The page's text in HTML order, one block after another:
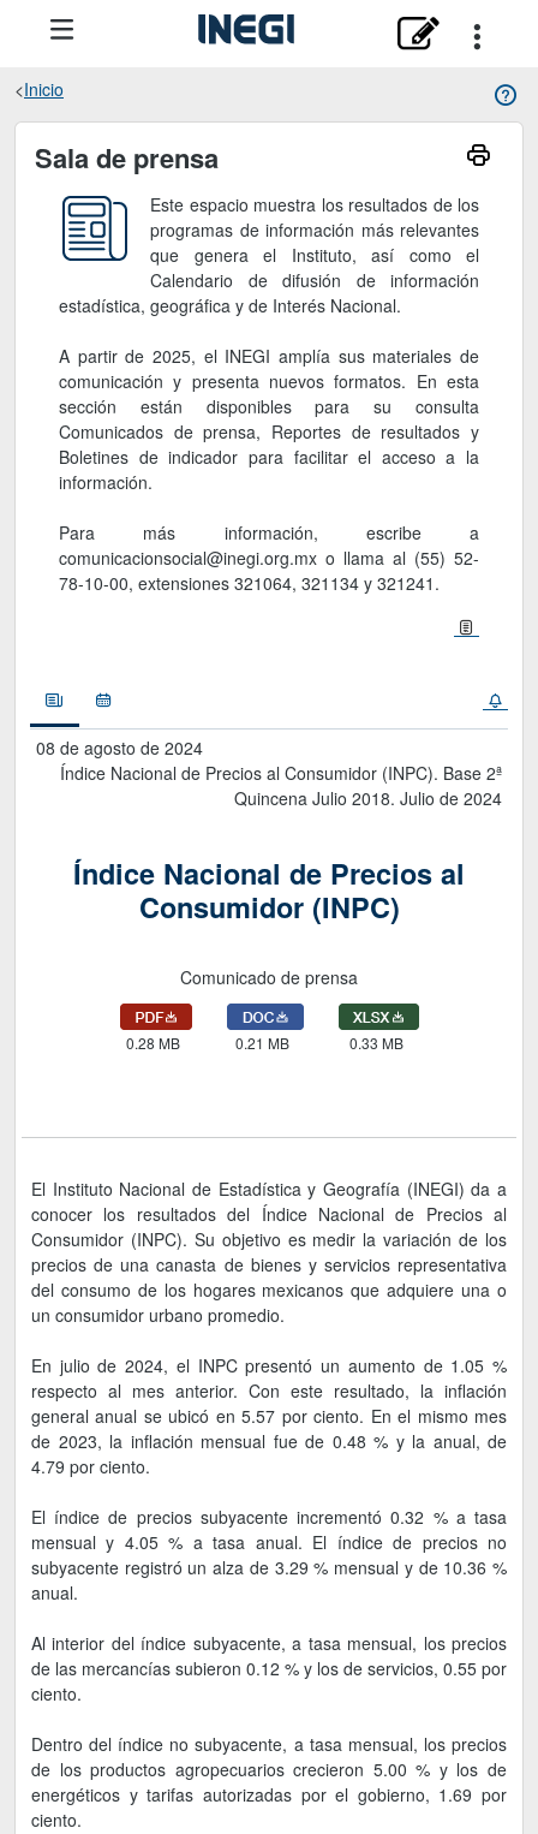
Inicio
Sala de prensa
Sala de prensa
Este espacio muestra los resultados de los
programas de información más relevantes
que genera el Instituto, así como el
Calendario de difusión de información
estadística, geográfica y de Interés Nacional.
A partir de 2025, el INEGI amplía sus materiales de
comunicación y presenta nuevos formatos. En esta
sección están disponibles para su consulta
Comunicados de prensa, Reportes de resultados y
Boletines de indicador para facilitar el acceso a la
información.
Para más información, escribe a
comunicacionsocial@inegi.org.mx o llama al (55) 52-
78-10-00, extensiones 321064, 321134 y 321241.
NoticiasCalendario
08 de agosto de 2024
Índice Nacional de Precios al Consumidor (INPC). Base 2ª
Quincena Julio 2018. Julio de 2024
Índice Nacional de Precios al
Consumidor (INPC)
Comunicado de prensa
0.28 MB 0.21 MB 0.33 MB
El Instituto Nacional de Estadística y Geografía (INEGI) da a
conocer los resultados del Índice Nacional de Precios al
Consumidor (INPC). Su objetivo es medir la variación de los
precios de una canasta de bienes y servicios representativa
del consumo de los hogares mexicanos que adquiere una o
un consumidor urbano promedio.
En julio de 2024, el INPC presentó un aumento de 1.05 %
respecto al mes anterior. Con este resultado, la inflación
general anual se ubicó en 5.57 por ciento. En el mismo mes
de 2023, la inflación mensual fue de 0.48 % y la anual, de
4.79 por ciento.
El índice de precios subyacente incrementó 0.32 % a tasa
mensual y 4.05 % a tasa anual. El índice de precios no
subyacente registró un alza de 3.29 % mensual y de 10.36 %
anual.
Al interior del índice subyacente, a tasa mensual, los precios
de las mercancías subieron 0.12 % y los de servicios, 0.55 por
ciento.
Dentro del índice no subyacente, a tasa mensual, los precios
de los productos agropecuarios crecieron 5.00 % y los de
energéticos y tarifas autorizadas por el gobierno, 1.69 por
ciento.